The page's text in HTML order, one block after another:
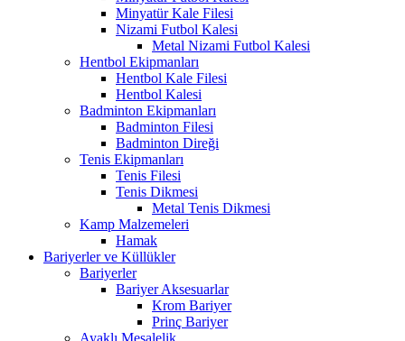
Minyatür Kale Filesi
Nizami Futbol Kalesi
Metal Nizami Futbol Kalesi
Hentbol Ekipmanları
Hentbol Kale Filesi
Hentbol Kalesi
Badminton Ekipmanları
Badminton Filesi
Badminton Direği
Tenis Ekipmanları
Tenis Filesi
Tenis Dikmesi
Metal Tenis Dikmesi
Kamp Malzemeleri
Hamak
Bariyerler ve Küllükler
Bariyerler
Bariyer Aksesuarlar
Krom Bariyer
Prinç Bariyer